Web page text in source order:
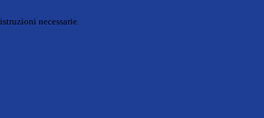
necessarie.